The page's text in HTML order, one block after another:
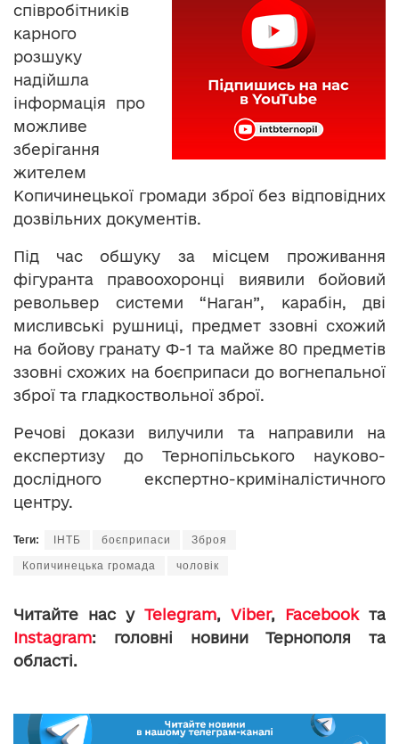
співробітників
карного
розшуку
надійшла
інформація про
можливе
зберігання
жителем
Копичинецької громади зброї без відповідних
дозвільних документів.
Під час обшуку за місцем проживання
фігуранта правоохоронці виявили бойовий
револьвер системи “Наган”, карабін, дві
мисливські рушниці, предмет ззовні схожий
на бойову гранату Ф-1 та майже 80 предметів
ззовні схожих на боєприпаси до вогнепальної
зброї та гладкоствольної зброї.
Речові докази вилучили та направили на
експертизу до Тернопільського науково-
дослідного експертно-криміналістичного
центру.
Теги: ІНТБ боєприпаси Зброя
Копичинецька громада чоловік
Читайте нас у Telegram, Viber, Facebookта
Instagram: головні новини Тернополя та
області.